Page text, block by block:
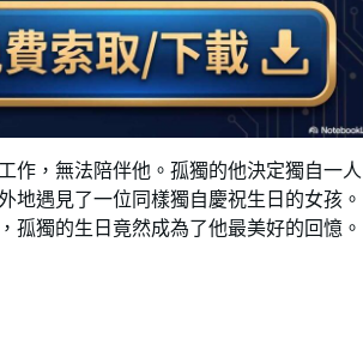
作，無法陪伴他。孤獨的他決定獨自一人
地遇見了一位同樣獨自慶祝生日的女孩。
孤獨的生日竟然成為了他最美好的回憶。